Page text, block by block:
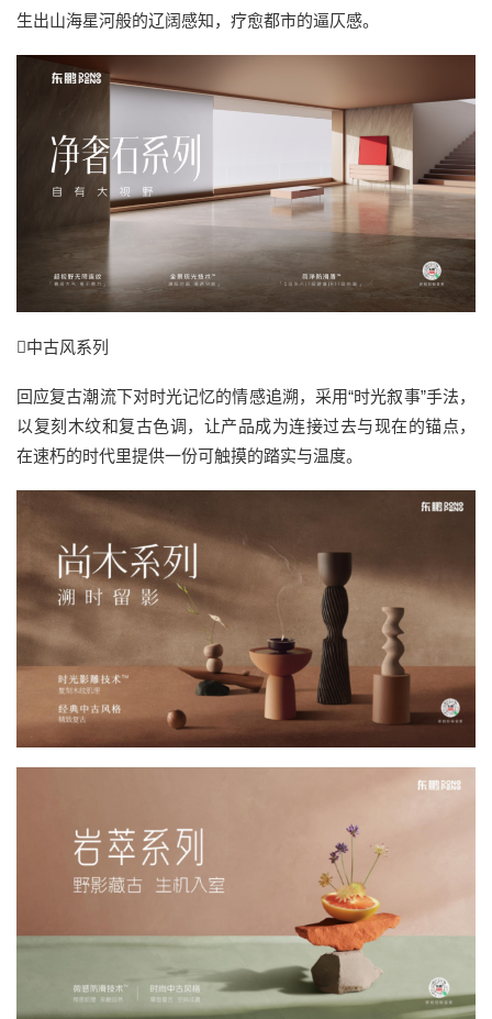
生出山海星河般的辽阔感知，疗愈都市的逼仄感。
中古风系列
回应复古潮流下对时光记忆的情感追溯，采用“时光叙事”手法，
以复刻木纹和复古色调，让产品成为连接过去与现在的锚点，
在速朽的时代里提供一份可触摸的踏实与温度。